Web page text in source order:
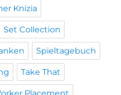
Knizia
Set Collection
Spieltagebuch
Take That